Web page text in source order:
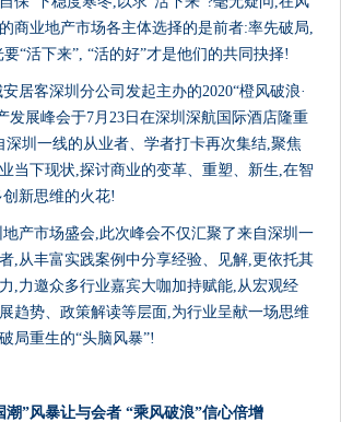
商业地产市场各主体选择的是前者:率先破局,
“活下来”, “活的好”才是他们的共同抉择!
居客深圳分公司发起主办的2020“橙风破浪·
发展峰会于7月23日在深圳深航国际酒店隆重
深圳一线的从业者、学者打卡再次集结,聚焦
当下现状,探讨商业的变革、重塑、新生,在智
新思维的火花!
产市场盛会,此次峰会不仅汇聚了来自深圳一
,从丰富实践案例中分享经验、见解,更依托其
,力邀众多行业嘉宾大咖加持赋能,从宏观经
趋势、政策解读等层面,为行业呈献一场思维
局重生的“头脑风暴”!
潮”风暴让与会者 “乘风破浪”信心倍增